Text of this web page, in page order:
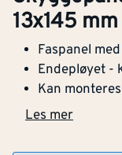
13x145
Faspanel
Endepløyet -
Kan
Les mer
ubehandlet